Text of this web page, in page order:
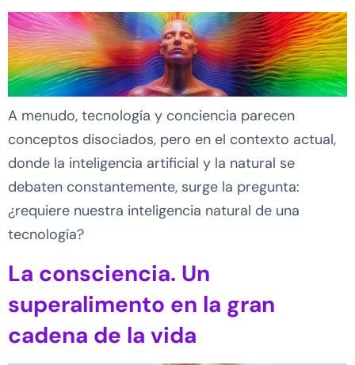
A menudo, tecnología y conciencia parecen
conceptos disociados, pero en el contexto actual,
donde la inteligencia artificial y la natural se
debaten constantemente, surge la pregunta:
¿requiere nuestra inteligencia natural de una
tecnología?
La consciencia. Un
superalimento en la gran
cadena de la vida